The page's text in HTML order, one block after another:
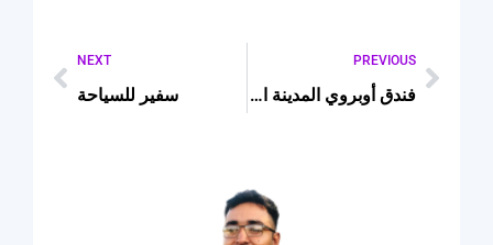
PREVIOUS
فندق أوبروي المدينة المنورة
NEXT
سفير للسياحة